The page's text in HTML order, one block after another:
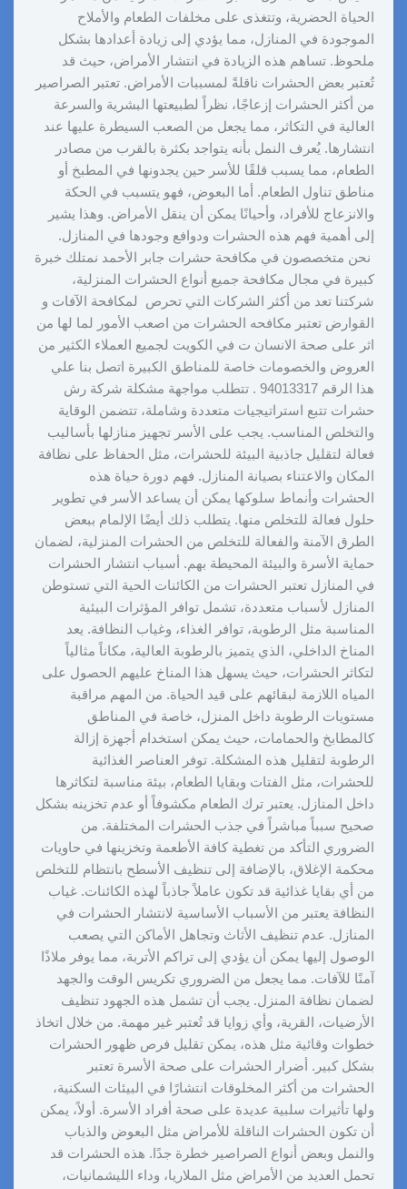
الحياة الحضرية، وتتغذى على مخلفات الطعام والأملاح
الموجودة في المنازل، مما يؤدي إلى زيادة أعدادها بشكل
ملحوظ. تساهم هذه الزيادة في انتشار الأمراض، حيث قد
تُعتبر بعض الحشرات ناقلةً لمسببات الأمراض. تعتبر الصراصير
من أكثر الحشرات إزعاجًا، نظراً لطبيعتها البشرية والسرعة
العالية في التكاثر، مما يجعل من الصعب السيطرة عليها عند
انتشارها. يُعرف النمل بأنه يتواجد بكثرة بالقرب من مصادر
الطعام، مما يسبب قلقًا للأسر حين يجدونها في المطبخ أو
مناطق تناول الطعام. أما البعوض، فهو يتسبب في الحكة
والانزعاج للأفراد، وأحيانًا يمكن أن ينقل الأمراض. وهذا يشير
إلى أهمية فهم هذه الحشرات ودوافع وجودها في المنازل.
نحن متخصصون في مكافحة حشرات جابر الأحمد نمتلك خبرة
كبيرة في مجال مكافحة جميع أنواع الحشرات المنزلية،
شركتنا تعد من أكثر الشركات التي تحرص لمكافحة الآفات و
القوارض تعتبر مكافحه الحشرات من اصعب الأمور لما لها من
اثر على صحة الانسان ت في الكويت لجميع العملاء الكثير من
العروض والخصومات خاصة للمناطق الكبيرة اتصل بنا علي
هذا الرقم 94013317 . تتطلب مواجهة مشكلة شركة رش
حشرات تتبع استراتيجيات متعددة وشاملة، تتضمن الوقاية
والتخلص المناسب. يجب على الأسر تجهيز منازلها بأساليب
فعالة لتقليل جاذبية البيئة للحشرات، مثل الحفاظ على نظافة
المكان والاعتناء بصيانة المنازل. فهم دورة حياة هذه
الحشرات وأنماط سلوكها يمكن أن يساعد الأسر في تطوير
حلول فعالة للتخلص منها. يتطلب ذلك أيضًا الإلمام ببعض
الطرق الآمنة والفعالة للتخلص من الحشرات المنزلية، لضمان
حماية الأسرة والبيئة المحيطة بهم. أسباب انتشار الحشرات
في المنازل تعتبر الحشرات من الكائنات الحية التي تستوطن
المنازل لأسباب متعددة، تشمل توافر المؤثرات البيئية
المناسبة مثل الرطوبة، توافر الغذاء، وغياب النظافة. يعد
المناخ الداخلي، الذي يتميز بالرطوبة العالية، مكاناً مثالياً
لتكاثر الحشرات، حيث يسهل هذا المناخ عليهم الحصول على
المياه اللازمة لبقائهم على قيد الحياة. من المهم مراقبة
مستويات الرطوبة داخل المنزل، خاصة في المناطق
كالمطابخ والحمامات، حيث يمكن استخدام أجهزة إزالة
الرطوبة لتقليل هذه المشكلة. توفر العناصر الغذائية
للحشرات، مثل الفتات وبقايا الطعام، بيئة مناسبة لتكاثرها
داخل المنازل. يعتبر ترك الطعام مكشوفاً أو عدم تخزينه بشكل
صحيح سبباً مباشراً في جذب الحشرات المختلفة. من
الضروري التأكد من تغطية كافة الأطعمة وتخزينها في حاويات
محكمة الإغلاق، بالإضافة إلى تنظيف الأسطح بانتظام للتخلص
من أي بقايا غذائية قد تكون عاملاً جاذباً لهذه الكائنات. غياب
النظافة يعتبر من الأسباب الأساسية لانتشار الحشرات في
المنازل. عدم تنظيف الأثاث وتجاهل الأماكن التي يصعب
الوصول إليها يمكن أن يؤدي إلى تراكم الأتربة، مما يوفر ملاذًا
آمنًا للآفات. مما يجعل من الضروري تكريس الوقت والجهد
لضمان نظافة المنزل. يجب أن تشمل هذه الجهود تنظيف
الأرضيات، القرية، وأي زوايا قد تُعتبر غير مهمة. من خلال اتخاذ
خطوات وقائية مثل هذه، يمكن تقليل فرص ظهور الحشرات
بشكل كبير. أضرار الحشرات على صحة الأسرة تعتبر
الحشرات من أكثر المخلوقات انتشارًا في البيئات السكنية،
ولها تأثيرات سلبية عديدة على صحة أفراد الأسرة. أولاً، يمكن
أن تكون الحشرات الناقلة للأمراض مثل البعوض والذباب
والنمل وبعض أنواع الصراصير خطرة جدًا. هذه الحشرات قد
تحمل العديد من الأمراض مثل الملاريا، وداء الليشمانيات،